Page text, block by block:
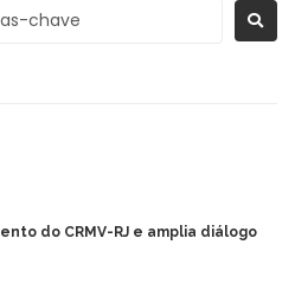
do CRMV-RJ e amplia diálogo